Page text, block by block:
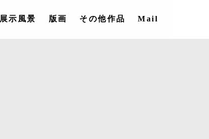
展示風景 版画 その他作品 Mail